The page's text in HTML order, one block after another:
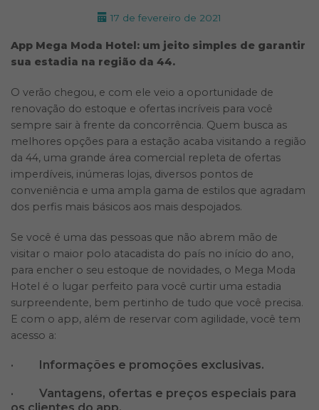
17 de fevereiro de 2021
App Mega Moda Hotel: um jeito simples de garantir
sua estadia na região da 44.
O verão chegou, e com ele veio a oportunidade de
renovação do estoque e ofertas incríveis para você
sempre sair à frente da concorrência. Quem busca as
melhores opções para a estação acaba visitando a região
da 44, uma grande área comercial repleta de ofertas
imperdíveis, inúmeras lojas, diversos pontos de
conveniência e uma ampla gama de estilos que agradam
dos perfis mais básicos aos mais despojados.
Se você é uma das pessoas que não abrem mão de
visitar o maior polo atacadista do país no início do ano,
para encher o seu estoque de novidades, o Mega Moda
Hotel é o lugar perfeito para você curtir uma estadia
surpreendente, bem pertinho de tudo que você precisa.
E com o app, além de reservar com agilidade, você tem
acesso a:
· Informações e promoções exclusivas.
· Vantagens, ofertas e preços especiais para